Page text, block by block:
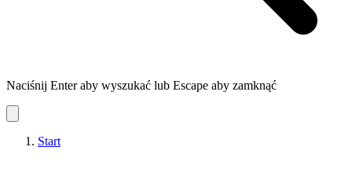
Naciśnij Enter aby wyszukać lub Escape aby zamknąć
Start